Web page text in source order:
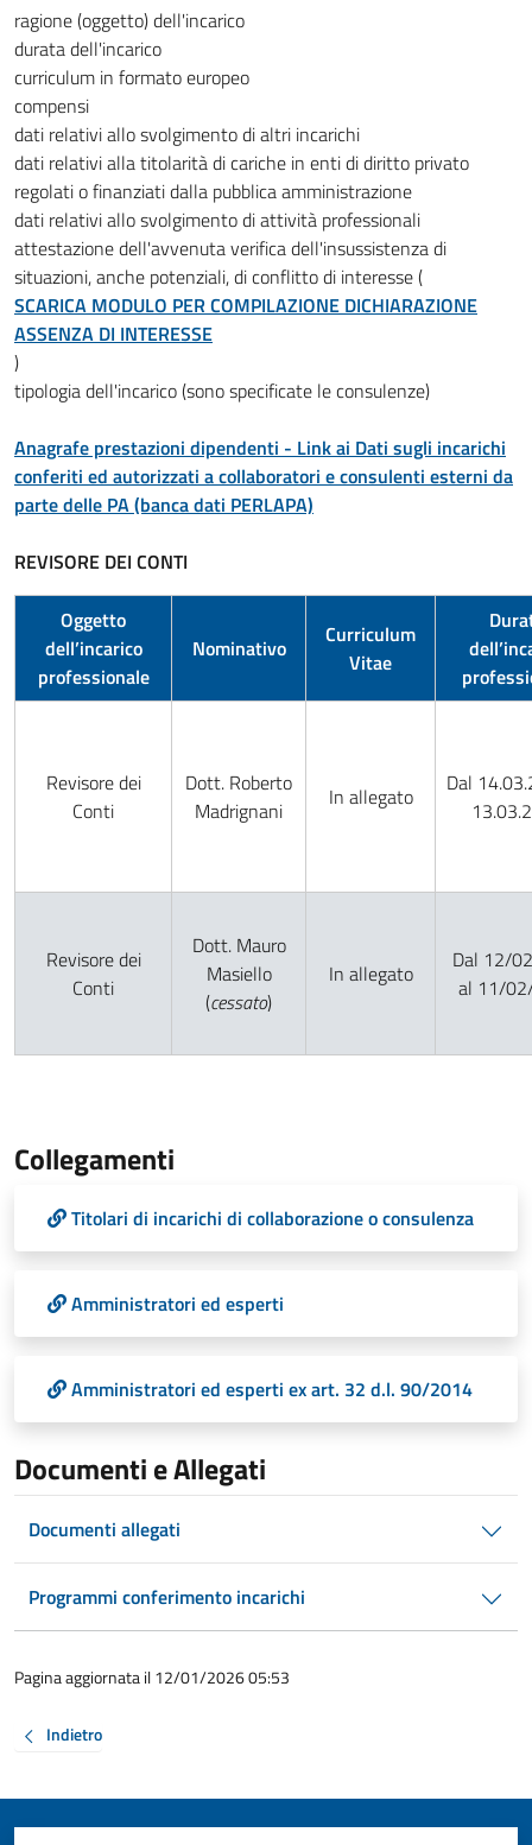
ragione (oggetto) dell'incarico
durata dell'incarico
curriculum in formato europeo
compensi
dati relativi allo svolgimento di altri incarichi
dati relativi alla titolarità di cariche in enti di diritto privato
regolati o finanziati dalla pubblica amministrazione
dati relativi allo svolgimento di attività professionali
attestazione dell'avvenuta verifica dell'insussistenza di
situazioni, anche potenziali, di conflitto di interesse (
SCARICA MODULO PER COMPILAZIONE DICHIARAZIONE
ASSENZA DI INTERESSE
)
tipologia dell'incarico (sono specificate le consulenze)
Anagrafe prestazioni dipendenti - Link ai Dati sugli incarichi
conferiti ed autorizzati a collaboratori e consulenti esterni da
parte delle PA (banca dati PERLAPA)
REVISORE DEI CONTI
Oggetto
dell’incarico
professionale
Nominativo
Curriculum
Vitae
Revisore dei
Conti
Dott. Roberto
Madrignani
In allegato
Dal
Revisore dei
Conti
Dott. Mauro
Masiello
(cessato)
In allegato
Dal 12/
al 11/
Collegamenti
Titolari di incarichi di collaborazione o consulenza
Amministratori ed esperti
Amministratori ed esperti ex art. 32 d.l. 90/2014
Documenti e Allegati
Documenti allegati
Programmi conferimento incarichi
Pagina aggiornata il 12/01/2026 05:53
Indietro